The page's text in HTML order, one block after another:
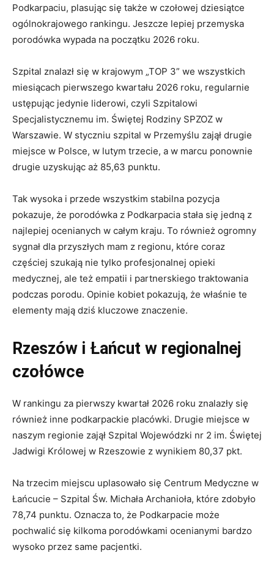
Podkarpaciu, plasując się także w czołowej dziesiątce
ogólnokrajowego rankingu. Jeszcze lepiej przemyska
porodówka wypada na początku 2026 roku.
Szpital znalazł się w krajowym „TOP 3” we wszystkich
miesiącach pierwszego kwartału 2026 roku, regularnie
ustępując jedynie liderowi, czyli Szpitalowi
Specjalistycznemu im. Świętej Rodziny SPZOZ w
Warszawie. W styczniu szpital w Przemyślu zajął drugie
miejsce w Polsce, w lutym trzecie, a w marcu ponownie
drugie uzyskując aż 85,63 punktu.
Tak wysoka i przede wszystkim stabilna pozycja
pokazuje, że porodówka z Podkarpacia stała się jedną z
najlepiej ocenianych w całym kraju. To również ogromny
sygnał dla przyszłych mam z regionu, które coraz
częściej szukają nie tylko profesjonalnej opieki
medycznej, ale też empatii i partnerskiego traktowania
podczas porodu. Opinie kobiet pokazują, że właśnie te
elementy mają dziś kluczowe znaczenie.
Rzeszów i Łańcut w regionalnej
czołówce
W rankingu za pierwszy kwartał 2026 roku znalazły się
również inne podkarpackie placówki. Drugie miejsce w
naszym regionie zajął Szpital Wojewódzki nr 2 im. Świętej
Jadwigi Królowej w Rzeszowie z wynikiem 80,37 pkt.
Na trzecim miejscu uplasowało się Centrum Medyczne w
Łańcucie – Szpital Św. Michała Archanioła, które zdobyło
78,74 punktu. Oznacza to, że Podkarpacie może
pochwalić się kilkoma porodówkami ocenianymi bardzo
wysoko przez same pacjentki.